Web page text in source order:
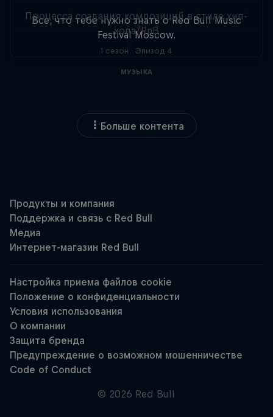
Все, что тебе нужно знать о Red Bull Music
Festival Moscow.
Процесса создания композиций в стиле хип-
хопа/RnB
1 сезон · Эпизод 4
МУЗЫКА
Больше контента